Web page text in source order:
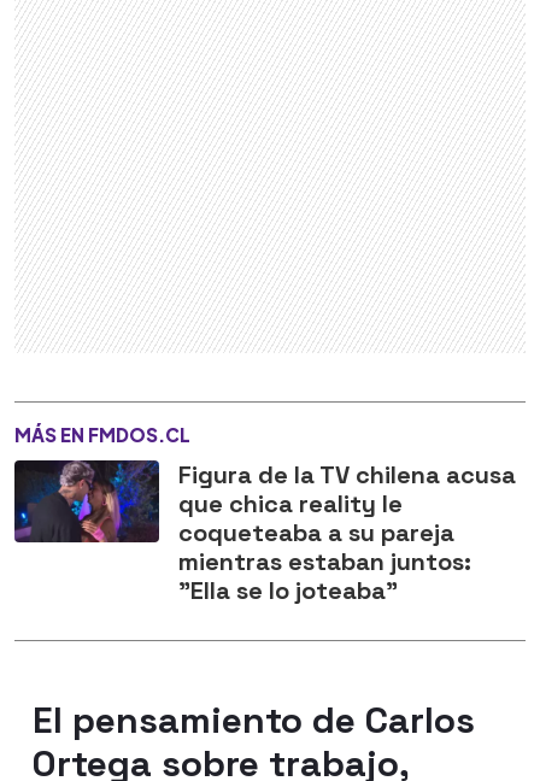
MÁS EN FMDOS.CL
Figura de la TV chilena acusa
que chica reality le
coqueteaba a su pareja
mientras estaban juntos:
"Ella se lo joteaba"
El pensamiento de Carlos
Ortega sobre trabajo,